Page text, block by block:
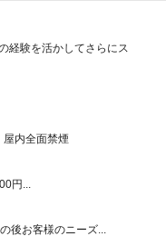
経験を活かしてさらにス
内全面禁煙
円...
後お客様のニーズ...